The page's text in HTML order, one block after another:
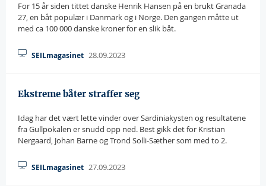
For 15 år siden tittet danske Henrik Hansen på en brukt Granada
27, en båt populær i Danmark og i Norge. Den gangen måtte ut
med ca 100 000 danske kroner for en slik båt.
SEILmagasinet 28.09.2023
Ekstreme båter straffer seg
Idag har det vært lette vinder over Sardiniakysten og resultatene
fra Gullpokalen er snudd opp ned. Best gikk det for Kristian
Nergaard, Johan Barne og Trond Solli-Sæther som med to 2.
SEILmagasinet 27.09.2023